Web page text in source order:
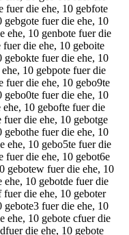
fuer die ehe, 10 gebfote
gebgote fuer die ehe, 10
ehe, 10 genbote fuer die
die ehe, 10 geboite
gebokte fuer die ehe, 10
10 gebpote fuer die
fuer die ehe, 10 gebo9te
gebo0te fuer die ehe, 10
10 gebofte fuer die
die ehe, 10 gebotge
gebothe fuer die ehe, 10
ehe, 10 gebo5te fuer die
fuer die ehe, 10 gebot6e
gebotew fuer die ehe, 10
ehe, 10 gebotde fuer die
fuer die ehe, 10 geboter
gebote3 fuer die ehe, 10
ehe, 10 gebote cfuer die
die ehe, 10 gebote